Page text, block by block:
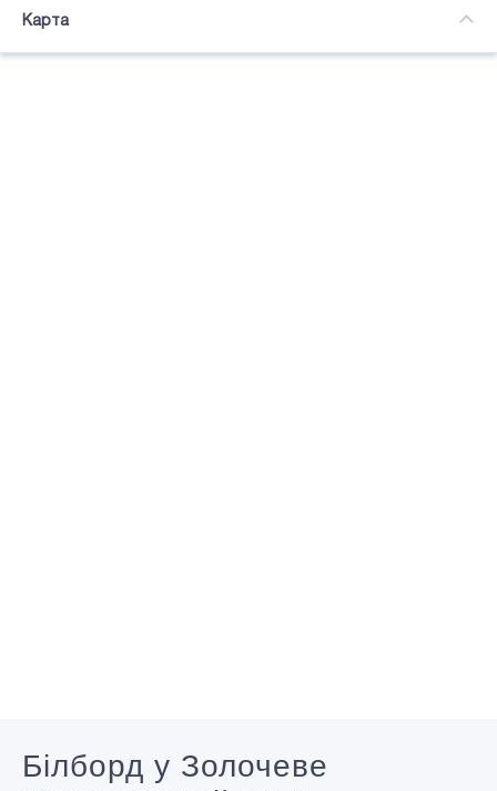
Підсвітка
Карта
Білборд у Золочеве